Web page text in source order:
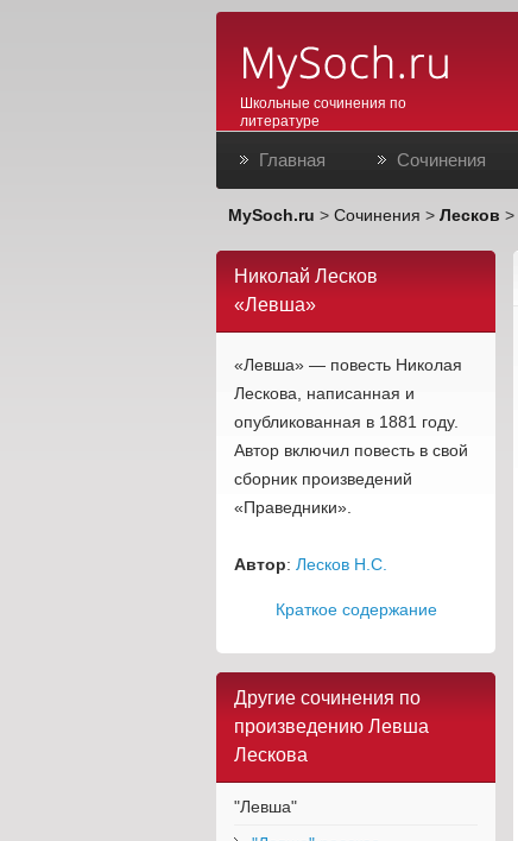
Школьные сочинения по
литературе
Главная Сочинения
MySoch.ru > Сочинения > Лесков >
Николай Лесков
«Левша»
«Левша» — повесть Николая
Лескова, написанная и
опубликованная в 1881 году.
Автор включил повесть в свой
сборник произведений
«Праведники».
Автор: Лесков Н.С.
Краткое содержание
Другие сочинения по
произведению Левша
Лескова
"Левша"